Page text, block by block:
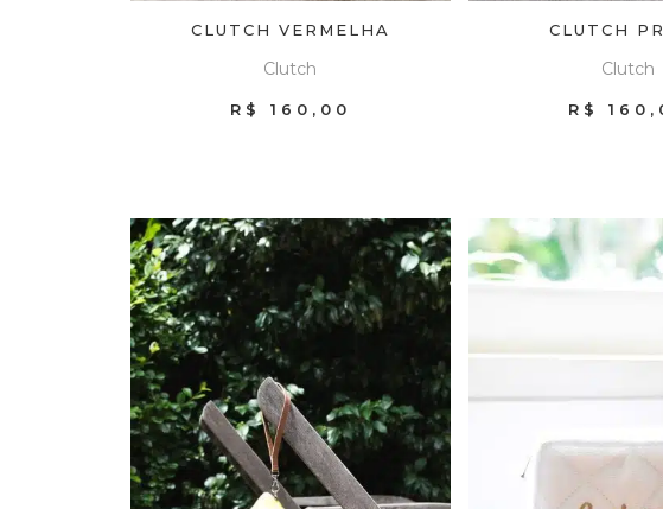
CLUTCH VERMELHA
Clutch
R$ 160,00
CLUTCH
Clutch
R$